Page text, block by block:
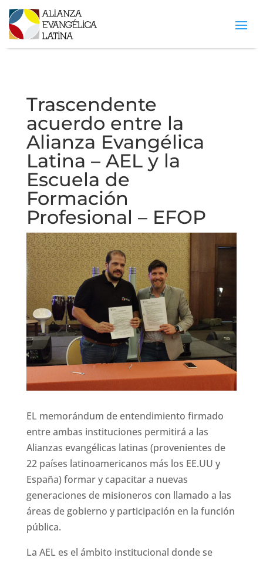
Trascendente
acuerdo entre la
Alianza Evangélica
Latina – AEL y la
Escuela de
Formación
Profesional – EFOP
EL memorándum de entendimiento firmado
entre ambas instituciones permitirá a las
Alianzas evangélicas latinas (provenientes de
22 países latinoamericanos más los EE.UU y
España) formar y capacitar a nuevas
generaciones de misioneros con llamado a las
áreas de gobierno y participación en la función
pública.
La AEL es el ámbito institucional donde se